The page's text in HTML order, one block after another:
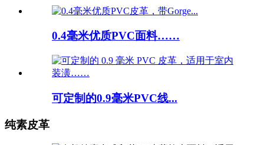
0.4毫米优质PVC面料……
可定制的0.9毫米PVC线...
纯素皮革